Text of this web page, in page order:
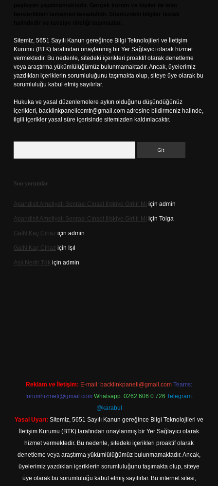
Sitemiz, 5651 Sayılı Kanun gereğince Bilgi Teknolojileri ve İletişim
Kurumu (BTK) tarafından onaylanmış bir Yer Sağlayıcı olarak hizmet
vermektedir. Bu nedenle, sitedeki içerikleri proaktif olarak denetleme
veya araştırma yükümlülüğümüz bulunmamaktadır. Ancak, üyelerimiz
yazdıkları içeriklerin sorumluluğunu taşımakta olup, siteye üye olarak bu
sorumluluğu kabul etmiş sayılırlar.
Hukuka ve yasal düzenlemelere aykırı olduğunu düşündüğünüz
içerikleri, backlinkpanelicomtr@gmail.com adresine bildirmeniz halinde,
ilgili içerikler yasal süre içerisinde sitemizden kaldırılacaktır.
Son yorumlar
Apandisit Ameliyatı Sonrası Cinsel Ilişkiye Girilir Mi için admin
Apandisit Ameliyatı Sonrası Cinsel Ilişkiye Girilir Mi için Tolga
Gai̇N Kaç Cihaz için admin
Gai̇N Kaç Cihaz için Işıl
Aslı Nedir Tdk için admin
Reklam ve İletişim: E-mail: backlinkpaneli@gmail.com Teams:
forumhizmeti@gmail.com Whatsapp: 0262 606 0 726 Telegram:
@karabul
Yasal Uyarı: Sitemiz, 5651 Sayılı Kanun gereğince Bilgi Teknolojileri ve
İletişim Kurumu (BTK) tarafından onaylanmış bir Yer Sağlayıcı olarak
hizmet vermektedir. Bu nedenle, sitedeki içerikleri proaktif olarak
denetleme veya araştırma yükümlülüğümüz bulunmamaktadır. Ancak,
üyelerimiz yazdıkları içeriklerin sorumluluğunu taşımakta olup, siteye
üye olarak bu sorumluluğu kabul etmiş sayılırlar. Bu internet sitesi,